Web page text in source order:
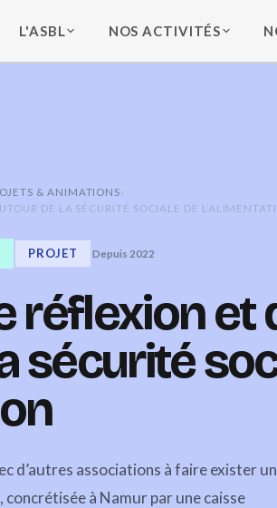
L'ASBL NOS ACTIVITÉS
& ANIMATIONS›
DE LA SÉCURITÉ SOCIALE DE
PROJET Depuis 2022
réflexion et
sécurité
d’autres associations à faire exister
à Namur par une caisse